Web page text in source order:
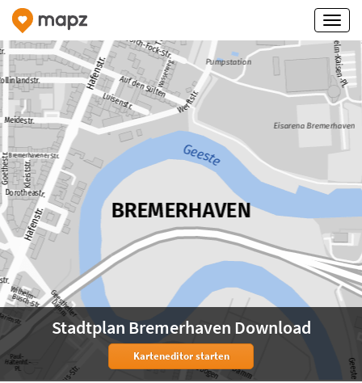
Stadtplan Bremerhaven Download
Karteneditor starten